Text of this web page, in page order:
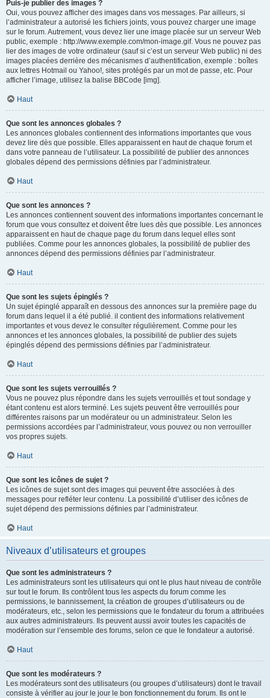
Puis-je publier des images ?
Oui, vous pouvez afficher des images dans vos messages. Par ailleurs, si
l’administrateur a autorisé les fichiers joints, vous pouvez charger une image
sur le forum. Autrement, vous devez lier une image placée sur un serveur Web
public, exemple : http://www.exemple.com/mon-image.gif. Vous ne pouvez pas
lier des images de votre ordinateur (sauf si c’est un serveur Web public) ni des
images placées derrière des mécanismes d’authentification, exemple : boîtes
aux lettres Hotmail ou Yahoo!, sites protégés par un mot de passe, etc. Pour
afficher l’image, utilisez la balise BBCode [img].
Haut
Que sont les annonces globales ?
Les annonces globales contiennent des informations importantes que vous
devez lire dès que possible. Elles apparaissent en haut de chaque forum et
dans votre panneau de l’utilisateur. La possibilité de publier des annonces
globales dépend des permissions définies par l’administrateur.
Haut
Que sont les annonces ?
Les annonces contiennent souvent des informations importantes concernant le
forum que vous consultez et doivent être lues dès que possible. Les annonces
apparaissent en haut de chaque page du forum dans lequel elles sont
publiées. Comme pour les annonces globales, la possibilité de publier des
annonces dépend des permissions définies par l’administrateur.
Haut
Que sont les sujets épinglés ?
Un sujet épinglé apparaît en dessous des annonces sur la première page du
forum dans lequel il a été publié. il contient des informations relativement
importantes et vous devez le consulter régulièrement. Comme pour les
annonces et les annonces globales, la possibilité de publier des sujets
épinglés dépend des permissions définies par l’administrateur.
Haut
Que sont les sujets verrouillés ?
Vous ne pouvez plus répondre dans les sujets verrouillés et tout sondage y
étant contenu est alors terminé. Les sujets peuvent être verrouillés pour
différentes raisons par un modérateur ou un administrateur. Selon les
permissions accordées par l’administrateur, vous pouvez ou non verrouiller
vos propres sujets.
Haut
Que sont les icônes de sujet ?
Les icônes de sujet sont des images qui peuvent être associées à des
messages pour refléter leur contenu. La possibilité d’utiliser des icônes de
sujet dépend des permissions définies par l’administrateur.
Haut
Niveaux d’utilisateurs et groupes
Que sont les administrateurs ?
Les administrateurs sont les utilisateurs qui ont le plus haut niveau de contrôle
sur tout le forum. Ils contrôlent tous les aspects du forum comme les
permissions, le bannissement, la création de groupes d’utilisateurs ou de
modérateurs, etc., selon les permissions que le fondateur du forum a attribuées
aux autres administrateurs. Ils peuvent aussi avoir toutes les capacités de
modération sur l’ensemble des forums, selon ce que le fondateur a autorisé.
Haut
Que sont les modérateurs ?
Les modérateurs sont des utilisateurs (ou groupes d’utilisateurs) dont le travail
consiste à vérifier au jour le jour le bon fonctionnement du forum. Ils ont le